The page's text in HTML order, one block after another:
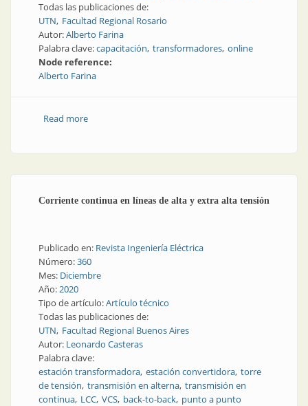
Todas las publicaciones de:
UTN Facultad Regional Rosario
Autor:Alberto Farina
Palabra clave:capacitación transformadores online
Node reference:
Alberto Farina
Read moreabout Curso sobre transformadores de distribución
Corriente continua en líneas de alta y extra alta tensión
Publicado en: Revista Ingeniería Eléctrica
Número:360
Mes: Diciembre
Año:2020
Tipo de artículo:Artículo técnico
Todas las publicaciones de:
UTN Facultad Regional Buenos Aires
Autor: Leonardo Casteras
Palabra clave:
estación transformadora estación convertidora torre
de tensión transmisión en alterna transmisión en
continua LCC VCS back-to-back punto a punto